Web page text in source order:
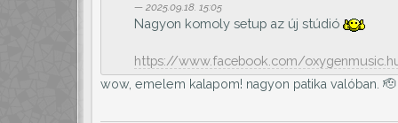
2025.09.18. 15:05
Nagyon komoly setup az új stúdió
https://www.facebook.com/oxygenmusic.hu
wow, emelem kalapom! nagyon patika valóban. 🫡